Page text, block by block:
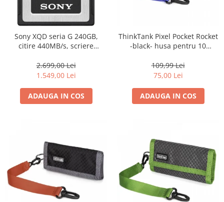
Sony XQD seria G 240GB,
citire 440MB/s, scriere
2.699,00 Lei
1.549,00 Lei
ADAUGA IN COS
ThinkTank Pixel Pocket Rocket
-black- husa pentru 10
109,99 Lei
75,00 Lei
ADAUGA IN COS